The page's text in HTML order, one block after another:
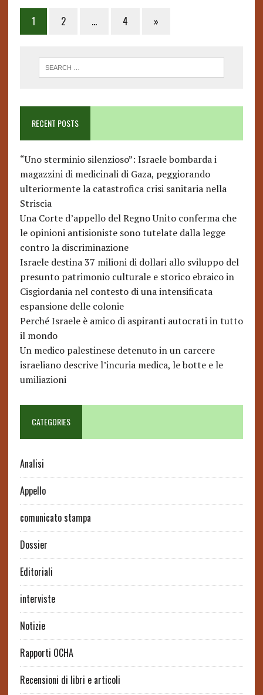
Posts
pagination
1 2 … 4 »
RECENT POSTS
“Uno sterminio silenzioso”: Israele bombarda i
magazzini di medicinali di Gaza, peggiorando
ulteriormente la catastrofica crisi sanitaria nella
Striscia
Una Corte d’appello del Regno Unito conferma che
le opinioni antisioniste sono tutelate dalla legge
contro la discriminazione
Israele destina 37 milioni di dollari allo sviluppo del
presunto patrimonio culturale e storico ebraico in
Cisgiordania nel contesto di una intensificata
espansione delle colonie
Perché Israele è amico di aspiranti autocrati in tutto
il mondo
Un medico palestinese detenuto in un carcere
israeliano descrive l’incuria medica, le botte e le
umiliazioni
CATEGORIES
Analisi
Appello
comunicato stampa
Dossier
Editoriali
interviste
Notizie
Rapporti OCHA
Recensioni di libri e articoli